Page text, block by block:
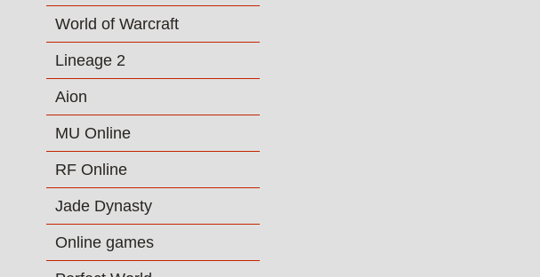
World of Warcraft
Lineage 2
Aion
MU Online
RF Online
Jade Dynasty
Online games